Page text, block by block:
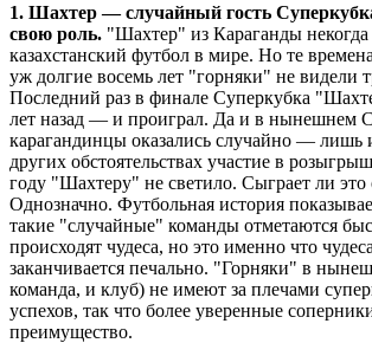
1. Шахтер — случайный гость
свою роль. "Шахтер" из Караганды некогда
казахстанский футбол в мире. Но те
уж долгие восемь лет "горняки" не видели
Последний раз в финале Суперкубка
лет назад — и проиграл. Да и в нынешнем
карагандинцы оказались случайно — лишь
других обстоятельствах участие в
году "Шахтеру" не светило. Сыграет ли это
Однозначно. Футбольная история
такие "случайные" команды отметаются
происходят чудеса, но это именно что
заканчивается печально. "Горняки" в
команда, и клуб) не имеют за плечами
успехов, так что более уверенные
преимущество.